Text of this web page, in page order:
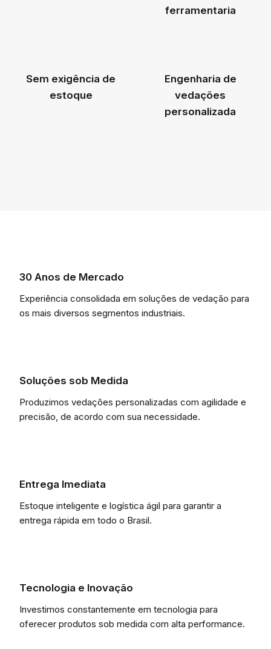
ferramentaria
Sem exigência de
estoque
Engenharia de
vedações
personalizada
30 Anos de Mercado
Experiência consolidada em soluções de vedação para
os mais diversos segmentos industriais.
Soluções sob Medida
Produzimos vedações personalizadas com agilidade e
precisão, de acordo com sua necessidade.
Entrega Imediata
Estoque inteligente e logística ágil para garantir a
entrega rápida em todo o Brasil.
Tecnologia e Inovação
Investimos constantemente em tecnologia para
oferecer produtos sob medida com alta performance.